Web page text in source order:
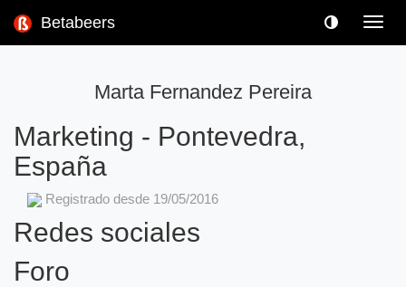
Betabeers
Marta Fernandez Pereira
Marketing - Pontevedra,
España
Registrado desde 19/05/2016
Redes sociales
Foro